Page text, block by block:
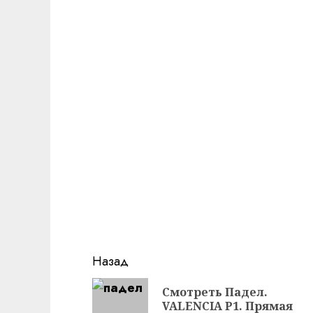
Продолжить
чтение
Назад
Смотреть Падел.
VALENCIA P1. Прямая